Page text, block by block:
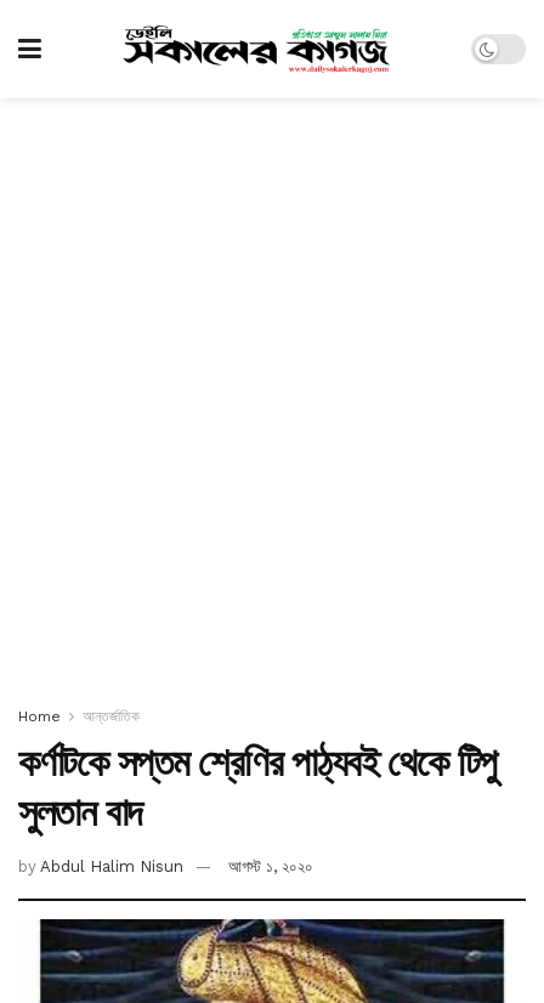
Home আন্তর্জাতিক
কর্ণাটকে সপ্তম শ্রেণির পাঠ্যবই থেকে টিপু
সুলতান বাদ
by Abdul Halim Nisun আগস্ট ১, ২০২০